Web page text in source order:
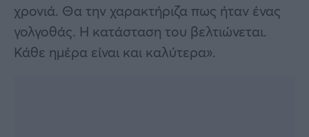
χρονιά. Θα την χαρακτήριζα πως ήταν ένας
γολγοθάς. Η κατάσταση του βελτιώνεται.
Κάθε ημέρα είναι και καλύτερα».